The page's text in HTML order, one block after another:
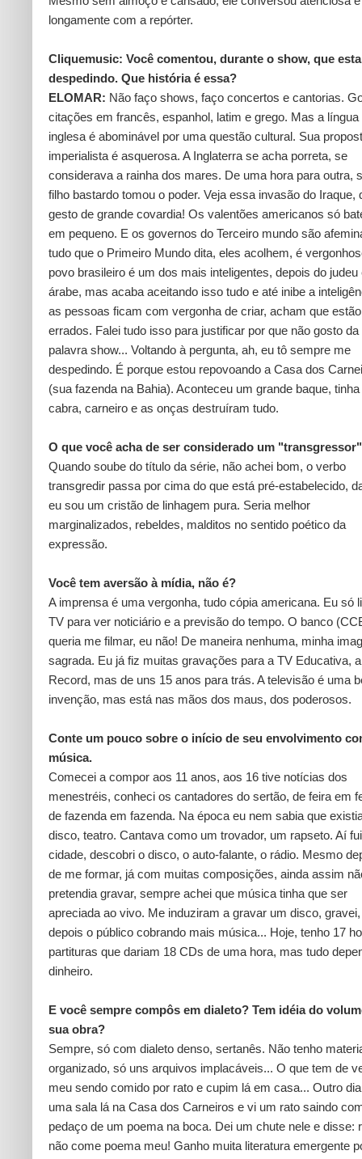
longamente com a repórter.
Cliquemusic: Você comentou, durante o show, que
despedindo. Que história é essa?
ELOMAR: Não faço shows, faço concertos e cantorias.
citações em francês, espanhol, latim e grego. Mas a língua
inglesa é abominável por uma questão cultural. Sua
imperialista é asquerosa. A Inglaterra se acha porreta, se
considerava a rainha dos mares. De uma hora para outra,
filho bastardo tomou o poder. Veja essa invasão do Iraque,
gesto de grande covardia! Os valentões americanos só
em pequeno. E os governos do Terceiro mundo são
tudo que o Primeiro Mundo dita, eles acolhem, é
povo brasileiro é um dos mais inteligentes, depois do judeu
árabe, mas acaba aceitando isso tudo e até inibe a
as pessoas ficam com vergonha de criar, acham que estão
errados. Falei tudo isso para justificar por que não gosto da
palavra show... Voltando à pergunta, ah, eu tô sempre me
despedindo. É porque estou repovoando a Casa dos
(sua fazenda na Bahia). Aconteceu um grande baque,
cabra, carneiro e as onças destruíram tudo.
O que você acha de ser considerado um
Quando soube do título da série, não achei bom, o verbo
transgredir passa por cima do que está pré-estabelecido,
eu sou um cristão de linhagem pura. Seria melhor
marginalizados, rebeldes, malditos no sentido poético da
expressão.
Você tem aversão à mídia, não é?
A imprensa é uma vergonha, tudo cópia americana. Eu só
TV para ver noticiário e a previsão do tempo. O banco
queria me filmar, eu não! De maneira nenhuma, minha
sagrada. Eu já fiz muitas gravações para a TV Educativa, a
Record, mas de uns 15 anos para trás. A televisão é uma
invenção, mas está nas mãos dos maus, dos poderosos.
Conte um pouco sobre o início de seu envolvimento
música.
Comecei a compor aos 11 anos, aos 16 tive notícias dos
menestréis, conheci os cantadores do sertão, de feira em
de fazenda em fazenda. Na época eu nem sabia que
disco, teatro. Cantava como um trovador, um rapseto. Aí
cidade, descobri o disco, o auto-falante, o rádio. Mesmo
de me formar, já com muitas composições, ainda assim
pretendia gravar, sempre achei que música tinha que ser
apreciada ao vivo. Me induziram a gravar um disco, gravei,
depois o público cobrando mais música... Hoje, tenho 17
partituras que dariam 18 CDs de uma hora, mas tudo
dinheiro.
E você sempre compôs em dialeto? Tem idéia do
sua obra?
Sempre, só com dialeto denso, sertanês. Não tenho
organizado, só uns arquivos implacáveis... O que tem de
meu sendo comido por rato e cupim lá em casa... Outro
uma sala lá na Casa dos Carneiros e vi um rato saindo
pedaço de um poema na boca. Dei um chute nele e disse:
não come poema meu! Ganho muita literatura emergente